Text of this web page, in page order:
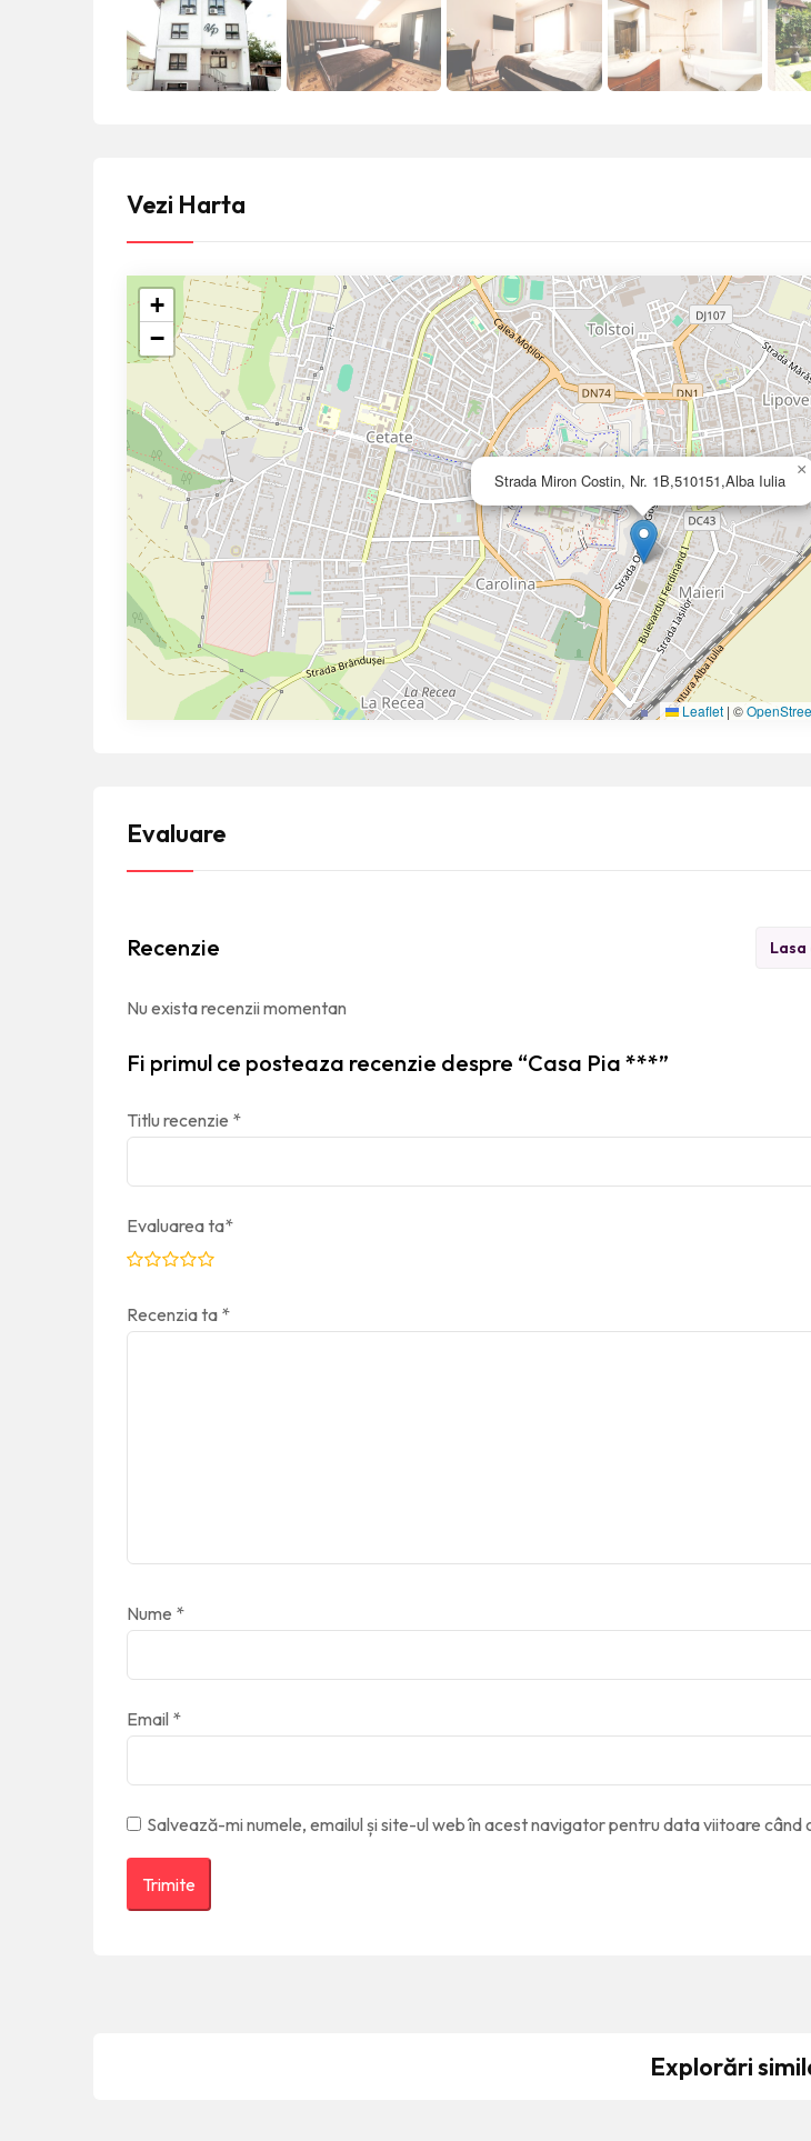
Vezi Harta
Strada Miron Costin, Nr. 1B,510151,Alba Iulia
×
+
−
Leaflet | ©
Evaluare
Recenzie Lasa
Nu exista recenzii momentan
Fi primul ce posteaza recenzie despre “Casa Pia ***”
Titlu recenzie *
Evaluarea ta*
Recenzia ta *
Nume *
Email *
Salvează-mi numele, emailul și site-ul web în acest navigator pentru data viitoare când
Explorări